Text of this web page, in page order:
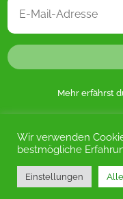
Mehr erfährst
Kontakt|
Wir verwenden
bestmögliche
Einstellungen